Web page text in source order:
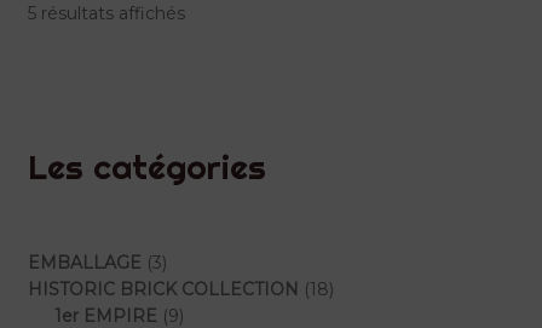
5 résultats affichésTrié
ancien
Les catégories
EMBALLAGE 33
produits
HISTORIC BRICK COLLECTION 1818
1er EMPIRE 99